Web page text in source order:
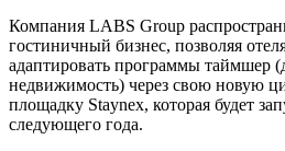
Компания LABS Group
гостиничный бизнес, позволяя
адаптировать программы таймшер
недвижимость) через свою новую
площадку Staynex, которая будет
следующего года.